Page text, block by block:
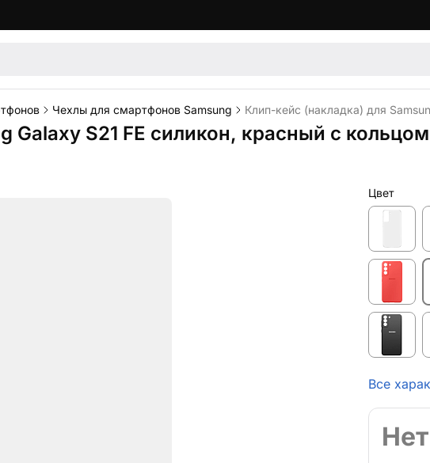
Чехлы для смартфонов Samsung Клип-кейс (накладка) для
Galaxy S21 FE силикон, красный с кольцом
Цвет
Все